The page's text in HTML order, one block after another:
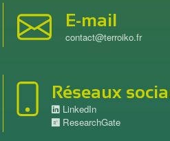
E-mail
contact@terroiko.fr
Réseaux
LinkedIn
ResearchGate